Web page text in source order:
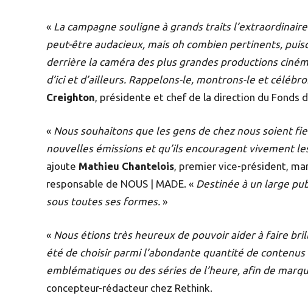
« La campagne souligne à grands traits
peut-être audacieux, mais oh combien pertinents,
derrière la caméra des plus grandes productions
d’ici et d’ailleurs. Rappelons-le, montrons-le et
Creighton, présidente et chef de la direction du Fonds
« Nous souhaitons que les gens de chez nous soient
nouvelles émissions et qu’ils encouragent vivement
ajoute Mathieu Chantelois, premier vice-président,
responsable de NOUS | MADE. « Destinée à un large
sous toutes ses formes. »
« Nous étions très heureux de pouvoir aider à faire
été de choisir parmi l’abondante quantité de
emblématiques ou des séries de l’heure, afin de
concepteur-rédacteur chez Rethink.